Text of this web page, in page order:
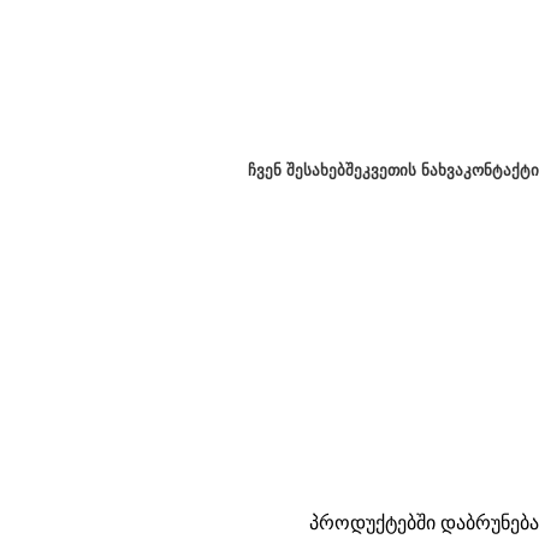
ᲩᲕᲔᲜ ᲨᲔᲡᲐᲮᲔᲑᲨᲔᲙᲕᲔᲗᲘᲡ ᲜᲐᲮᲕᲐᲙᲝᲜᲢᲐᲥᲢᲘ
პროდუქტებში დაბრუნება